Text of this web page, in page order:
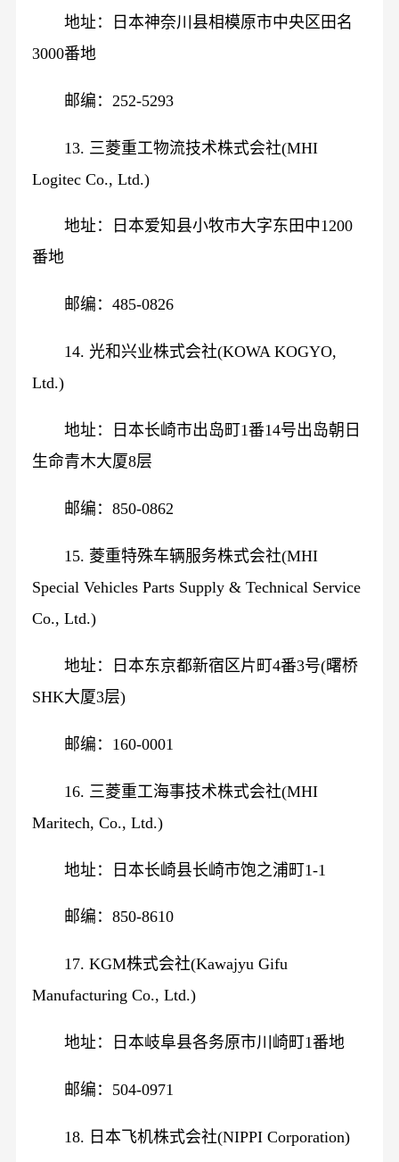
地址：日本神奈川县相模原市中央区田名
3000番地
邮编：252-5293
13. 三菱重工物流技术株式会社(MHI
Logitec Co., Ltd.)
地址：日本爱知县小牧市大字东田中1200
番地
邮编：485-0826
14. 光和兴业株式会社(KOWA KOGYO,
Ltd.)
地址：日本长崎市出岛町1番14号出岛朝日
生命青木大厦8层
邮编：850-0862
15. 菱重特殊车辆服务株式会社(MHI
Special Vehicles Parts Supply & Technical Service
Co., Ltd.)
地址：日本东京都新宿区片町4番3号(曙桥
SHK大厦3层)
邮编：160-0001
16. 三菱重工海事技术株式会社(MHI
Maritech, Co., Ltd.)
地址：日本长崎县长崎市饱之浦町1-1
邮编：850-8610
17. KGM株式会社(Kawajyu Gifu
Manufacturing Co., Ltd.)
地址：日本岐阜县各务原市川崎町1番地
邮编：504-0971
18. 日本飞机株式会社(NIPPI Corporation)